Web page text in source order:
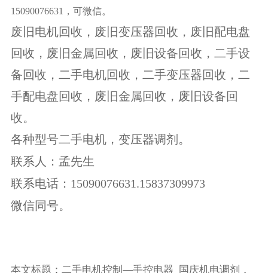
15090076631，可微信。
废旧电机回收，废旧变压器回收，废旧配电盘
回收，废旧金属回收，废旧设备回收，二手设
备回收，二手电机回收，二手变压器回收，二
手配电盘回收，废旧金属回收，废旧设备回
收。
各种型号二手电机，变压器调剂。
联系人：孟先生
联系电话：15090076631.15837309973
微信同号。
本文标题：二手电机控制—手控电器_国庆机电调剂，